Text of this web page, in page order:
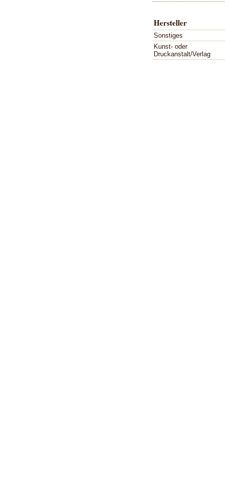
Hersteller
Sonstiges
Kunst- oder
Druckanstalt/Verlag